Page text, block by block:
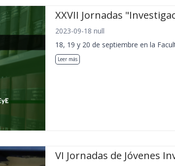
XXVII Jornadas
2023-09-18 null
18, 19 y 20 de septiembre en la
Leer más
VI Jornadas de Jóvenes